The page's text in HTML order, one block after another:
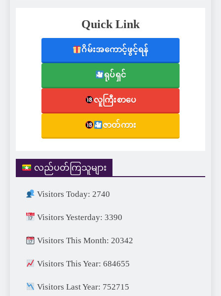
Quick Link
ဂိမ်းအကောင့်ဖွင့်ရန်
ရုပ်ရှင်
လူကြီးစာပေ
ဇာတ်ကား
လည်ပတ်ကြသူများ
Visitors Today: 2740
Visitors Yesterday: 3390
Visitors This Month: 20342
Visitors This Year: 684655
Visitors Last Year: 752715